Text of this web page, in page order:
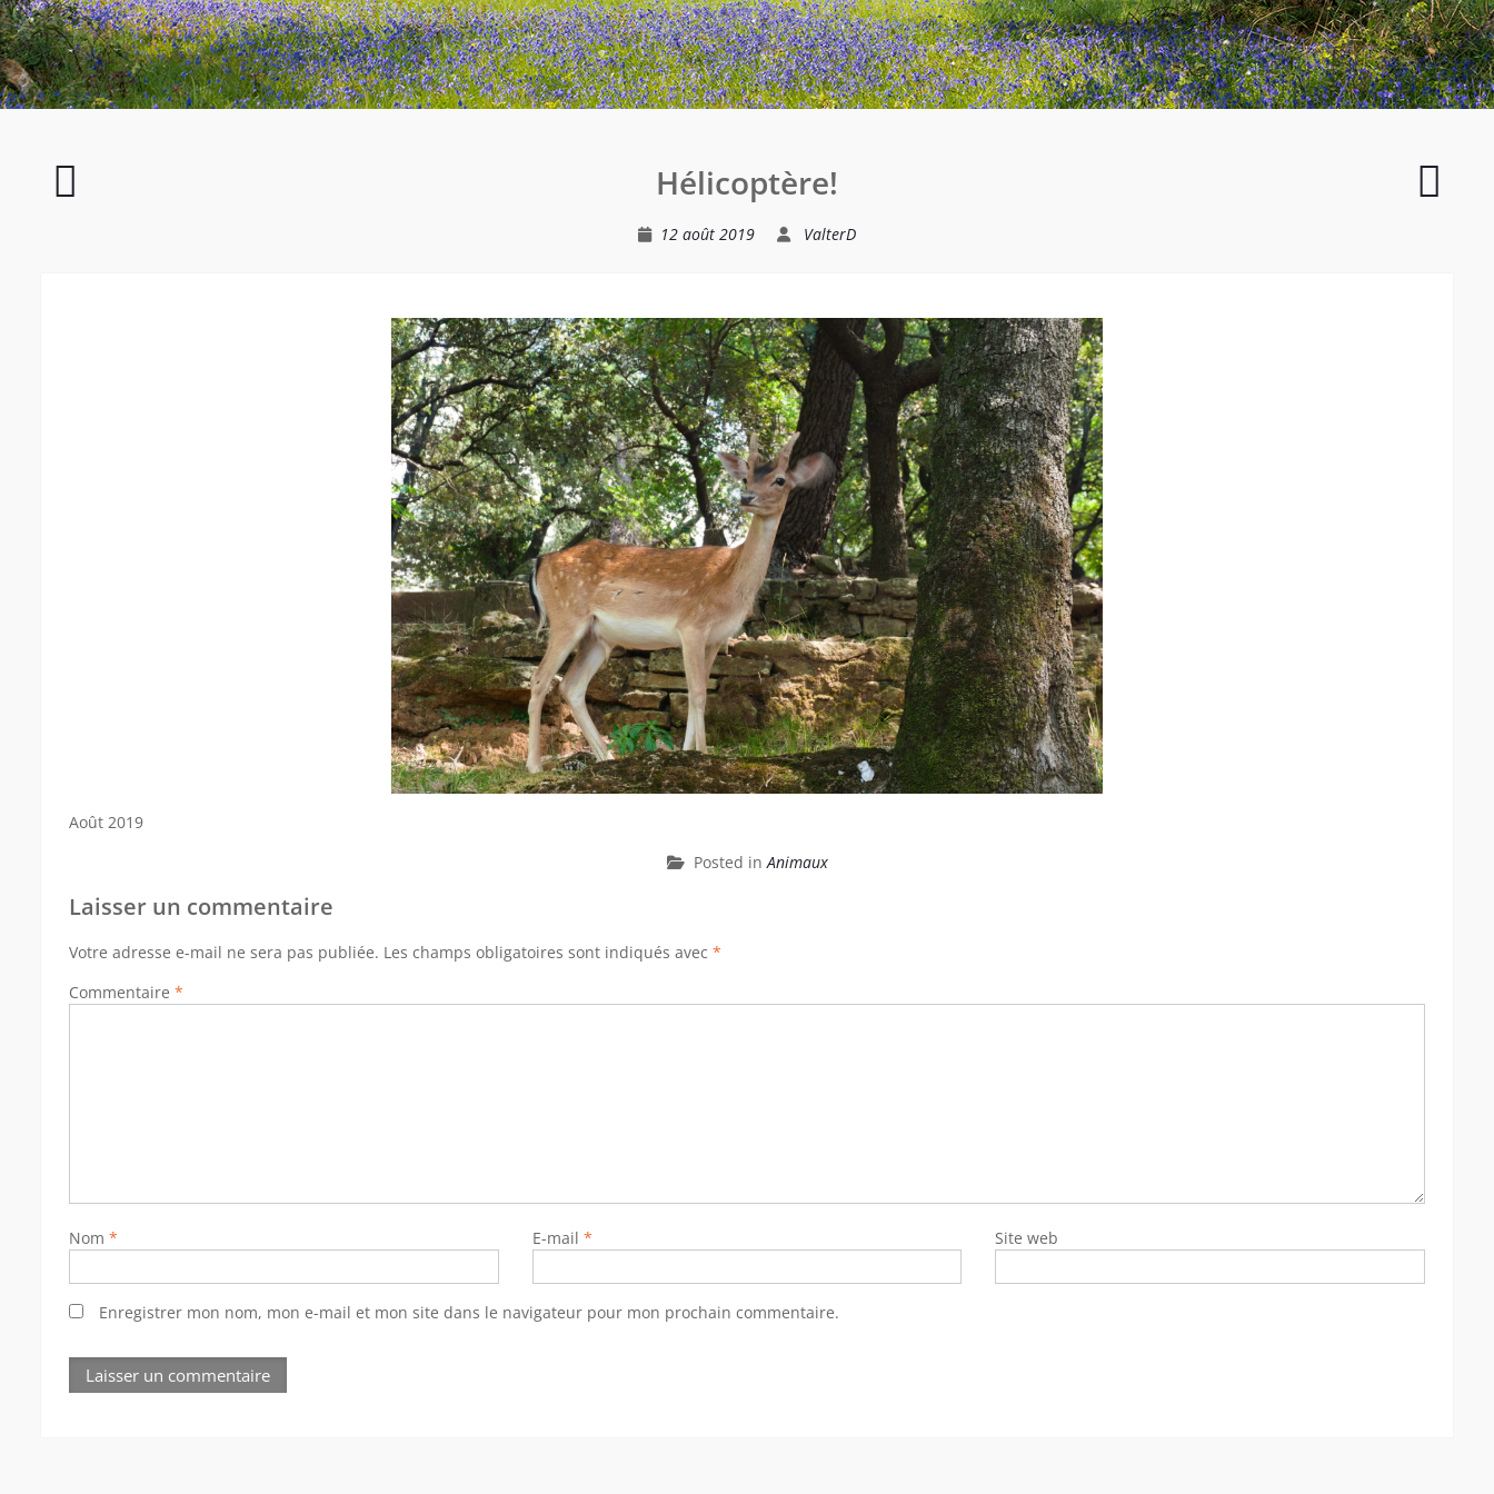
Hélicoptère!
12 août 2019 ValterD
Août 2019
Posted in Animaux
Laisser un commentaire
Votre adresse e-mail ne sera pas publiée. Les champs obligatoires sont indiqués avec *
Commentaire *
Nom * E-mail * Site web
Enregistrer mon nom, mon e-mail et mon site dans le navigateur pour mon prochain commentaire.